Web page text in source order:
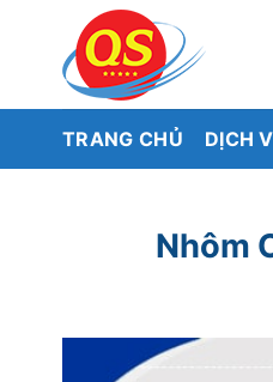
dung
TRANG CHỦ DỊCH
Nhôm